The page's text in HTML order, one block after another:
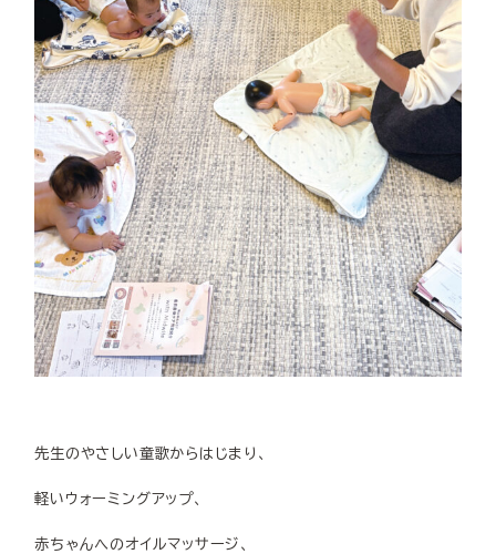
先生のやさしい童歌からはじまり、
軽いウォーミングアップ、
赤ちゃんへのオイルマッサージ、